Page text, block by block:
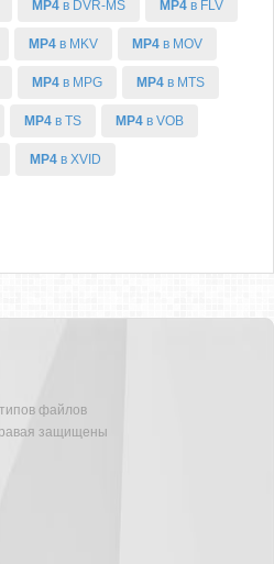
MP4 в DVR-MS MP4 в FLV
MP4 в MKV MP4 в MOV
MP4 в MPG MP4 в MTS
MP4 в TS MP4 в VOB
MP4 в XVID
файлов
защищены